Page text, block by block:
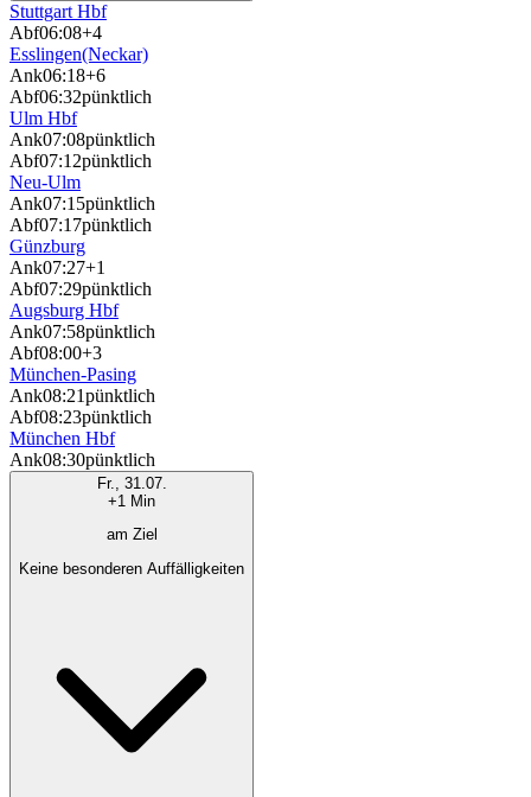
Stuttgart Hbf
Abf06:08+4
Esslingen(Neckar)
Ank06:18+6
Abf06:32pünktlich
Ulm Hbf
Ank07:08pünktlich
Abf07:12pünktlich
Neu-Ulm
Ank07:15pünktlich
Abf07:17pünktlich
Günzburg
Ank07:27+1
Abf07:29pünktlich
Augsburg Hbf
Ank07:58pünktlich
Abf08:00+3
München-Pasing
Ank08:21pünktlich
Abf08:23pünktlich
München Hbf
Ank08:30pünktlich
Fr., 31.07.
+1 Min
am Ziel
Keine besonderen Auffälligkeiten